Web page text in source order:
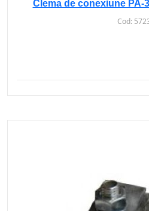
Clema de conexiune PA-
Cod: